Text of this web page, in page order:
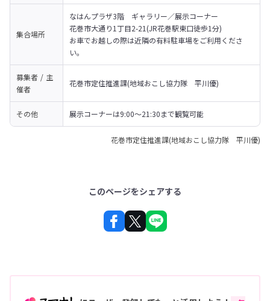
集合場所
なはんプラザ3階　ギャラリー／展示コーナー
花巻市大通り1丁目2-21(JR花巻駅東口徒歩1分)
お車でお越しの際は近隣の有料駐車場をご利用くださ
い。
募集者 / 主
催者
花巻市定住推進課(地域おこし協力隊　平川優)
その他 展示コーナーは9:00～21:30まで観覧可能
花巻市定住推進課(地域おこし協力隊 平川優)
このページをシェアする